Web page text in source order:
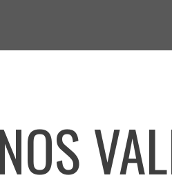
NOS